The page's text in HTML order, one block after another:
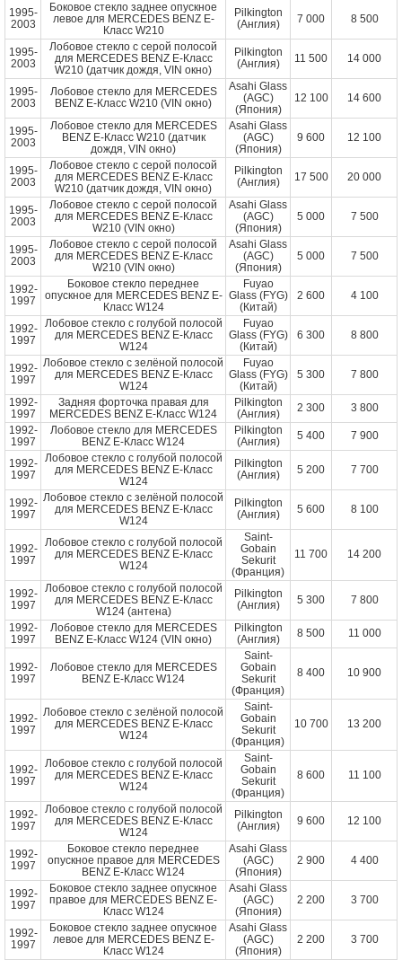
1995-
2003
Боковое стекло заднее опускное
левое для MERCEDES BENZ E-
Класс W210
Pilkington
(Англия)
7 000 8 500
1995-
2003
Лобовое стекло с серой полосой
для MERCEDES BENZ E-Класс
W210 (датчик дождя, VIN окно)
Pilkington
(Англия)
11 500 14 000
1995-
2003
Лобовое стекло для MERCEDES
BENZ E-Класс W210 (VIN окно)
Asahi Glass
(AGC)
(Япония)
12 100 14 600
1995-
2003
Лобовое стекло для MERCEDES
BENZ E-Класс W210 (датчик
дождя, VIN окно)
Asahi Glass
(AGC)
(Япония)
9 600 12 100
1995-
2003
Лобовое стекло с серой полосой
для MERCEDES BENZ E-Класс
W210 (датчик дождя, VIN окно)
Pilkington
(Англия)
17 500 20 000
1995-
2003
Лобовое стекло с серой полосой
для MERCEDES BENZ E-Класс
W210 (VIN окно)
Asahi Glass
(AGC)
(Япония)
5 000 7 500
1995-
2003
Лобовое стекло с серой полосой
для MERCEDES BENZ E-Класс
W210 (VIN окно)
Asahi Glass
(AGC)
(Япония)
5 000 7 500
1992-
1997
Боковое стекло переднее
опускное для MERCEDES BENZ E-
Класс W124
Fuyao
Glass (FYG)
(Китай)
2 600 4 100
1992-
1997
Лобовое стекло с голубой полосой
для MERCEDES BENZ E-Класс
W124
Fuyao
Glass (FYG)
(Китай)
6 300 8 800
1992-
1997
Лобовое стекло с зелёной полосой
для MERCEDES BENZ E-Класс
W124
Fuyao
Glass (FYG)
(Китай)
5 300 7 800
1992-
1997
Задняя форточка правая для
MERCEDES BENZ E-Класс W124
Pilkington
(Англия)
2 300
3 800
1992-
1997
Лобовое стекло для MERCEDES
BENZ E-Класс W124
Pilkington
(Англия)
5 400 7 900
1992-
1997
Лобовое стекло с голубой полосой
для MERCEDES BENZ E-Класс
W124
Pilkington
(Англия)
5 200 7 700
1992-
1997
Лобовое стекло с зелёной полосой
для MERCEDES BENZ E-Класс
W124
Pilkington
(Англия)
5 600 8 100
1992-
1997
Лобовое стекло с голубой полосой
для MERCEDES BENZ E-Класс
W124
Saint-
Gobain
Sekurit
(Франция)
11 700 14 200
1992-
1997
Лобовое стекло с голубой полосой
для MERCEDES BENZ E-Класс
W124 (антена)
Pilkington
(Англия)
5 300 7 800
1992-
1997
Лобовое стекло для MERCEDES
BENZ E-Класс W124 (VIN окно)
Pilkington
(Англия)
8 500 11 000
1992-
1997
Лобовое стекло для MERCEDES
BENZ E-Класс W124
Saint-
Gobain
Sekurit
(Франция)
8 400 10 900
1992-
1997
Лобовое стекло с зелёной полосой
для MERCEDES BENZ E-Класс
W124
Saint-
Gobain
Sekurit
(Франция)
10 700 13 200
1992-
1997
Лобовое стекло с голубой полосой
для MERCEDES BENZ E-Класс
W124
Saint-
Gobain
Sekurit
(Франция)
8 600 11 100
1992-
1997
Лобовое стекло с голубой полосой
для MERCEDES BENZ E-Класс
W124
Pilkington
(Англия)
9 600 12 100
1992-
1997
Боковое стекло переднее
опускное правое для MERCEDES
BENZ E-Класс W124
Asahi Glass
(AGC)
(Япония)
2 900 4 400
1992-
1997
Боковое стекло заднее опускное
правое для MERCEDES BENZ E-
Класс W124
Asahi Glass
(AGC)
(Япония)
2 200 3 700
1992-
1997
Боковое стекло заднее опускное
левое для MERCEDES BENZ E-
Класс W124
Asahi Glass
(AGC)
(Япония)
2 200 3 700